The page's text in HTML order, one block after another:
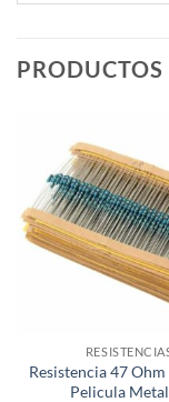
Resistencia 47
Pelicula